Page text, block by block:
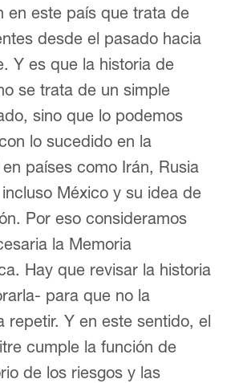
en este país que trata de
desde el pasado hacia
Y es que la historia de
se trata de un simple
sino que lo podemos
lo sucedido en la
países como Irán, Rusia
México y su idea de
Por eso consideramos
la Memoria
Hay que revisar la historia
para que no la
repetir. Y en este sentido, el
cumple la función de
de los riesgos y las